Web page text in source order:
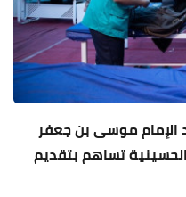
الإمام موسى بن جعفر
تساهم بتقديم